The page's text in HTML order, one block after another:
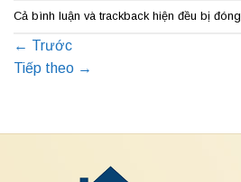
Cả bình luận và trackback hiện đều bị đóng.
← Trước
Tiếp theo →